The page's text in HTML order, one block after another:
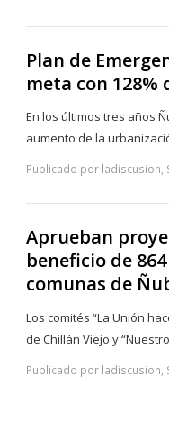
Plan de
meta con 128%
En los últimos tres años
aumento de la
Publicado por ladiscusion,
Aprueban
beneficio de
comunas de
Los comités “La Unión
de Chillán Viejo y
Publicado por ladiscusion,